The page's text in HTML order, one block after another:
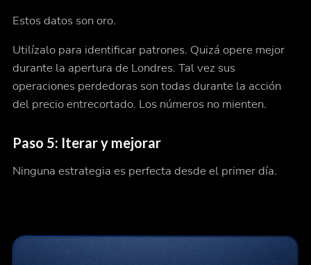
Estos datos son oro.
Utilízalo para identificar patrones. Quizá opere mejor
durante la apertura de Londres. Tal vez sus
operaciones perdedoras son todas durante la acción
del precio entrecortado. Los números no mienten.
Paso 5: Iterar y mejorar
Ninguna estrategia es perfecta desde el primer día.